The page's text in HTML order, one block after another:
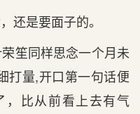
还是要面子的。
笙同样思念一个月未
打量,开口第一句话便
，比从前看上去有气